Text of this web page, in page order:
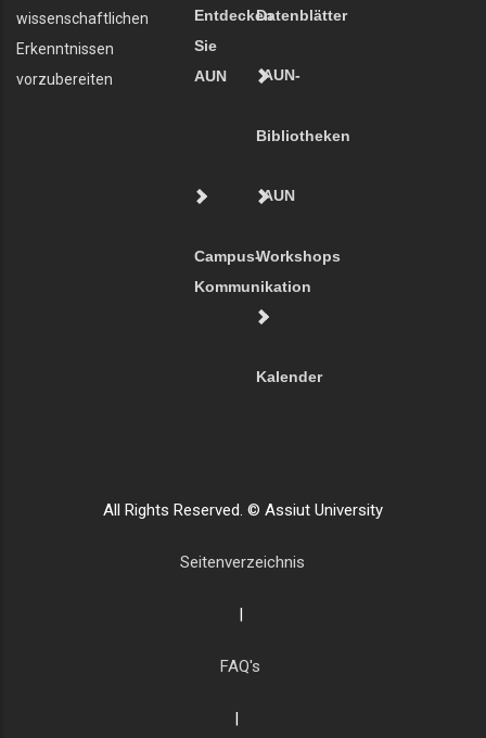
wissenschaftlichen
Erkenntnissen
vorzubereiten
Entdecken
Sie
AUN
Datenblätter
AUN-
Bibliotheken
Campus-
Kommunikation
AUN
Workshops
Kalender
All Rights Reserved. © Assiut University
Seitenverzeichnis
|
FAQ's
|